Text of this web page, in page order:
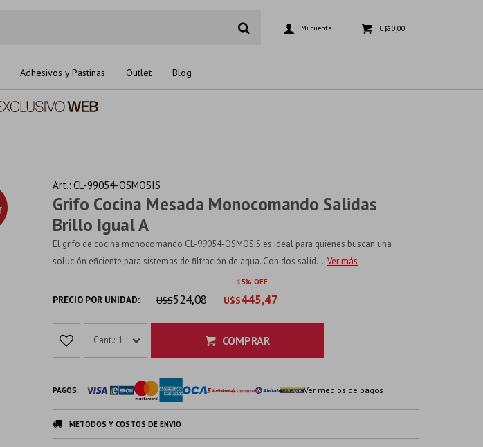
Adhesivos y Pastinas Outlet Blog
U$S0,00
Grifo Cocina Mesada Monocomando Salidas
Brillo Igual A
CL-99054-OSMOSIS
El grifo de cocina monocomando CL-99054-OSMOSIS es ideal para quienes buscan una
solución eficiente para sistemas de filtración de agua. Con dos salid... Ver más
15
PRECIO POR UNIDAD: U$S445,47
U$S524,08
1 COMPRAR
PAGOS: Ver medios de pagos
METODOS Y COSTOS DE ENVIO